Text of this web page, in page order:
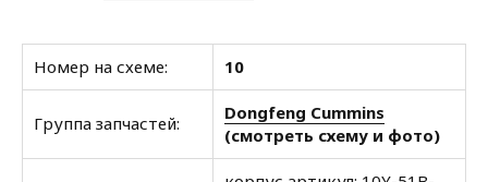
Номер на схеме: 10
Группа запчастей:
Dongfeng Cummins
(смотреть схему и фото)